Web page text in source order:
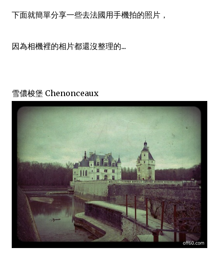
下面就簡單分享一些去法國用手機拍的照片，
因為相機裡的相片都還沒整理的...
雪儂梭堡 Chenonceaux